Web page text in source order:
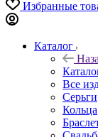
Избранные
Каталог
Все
Серьги
Кольца